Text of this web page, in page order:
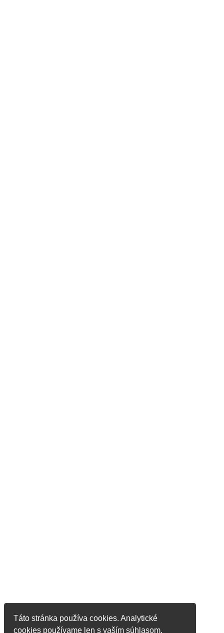
Táto stránka používa cookies. Analytické
cookies používame len s vaším súhlasom.